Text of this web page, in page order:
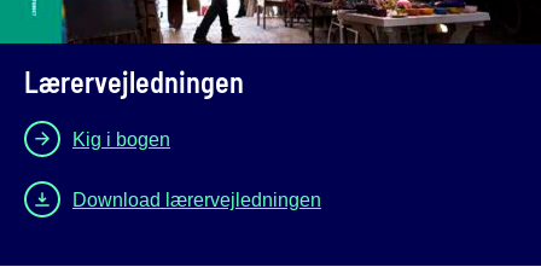
Lærervejledningen
Kig i bogen
Download lærervejledningen